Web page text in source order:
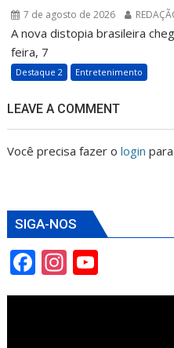
7 de agosto de 2026
A nova distopia brasileira
feira, 7
Destaque 2 Entretenimento
LEAVE A COMMENT
Você precisa fazer ologin
SIGA-NOS
F
ac
In
st o